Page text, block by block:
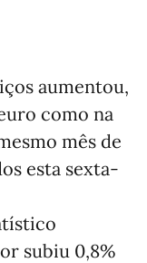
aumentou,
como na
mês de
esta sexta-
subiu 0,8%